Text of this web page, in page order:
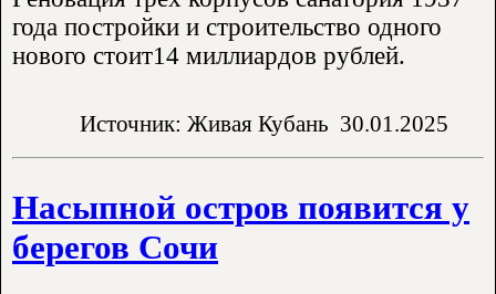
года постройки и строительство одного
нового стоит14 миллиардов рублей.
Источник: Живая Кубань 30.01.2025
Насыпной остров появится у
берегов Сочи